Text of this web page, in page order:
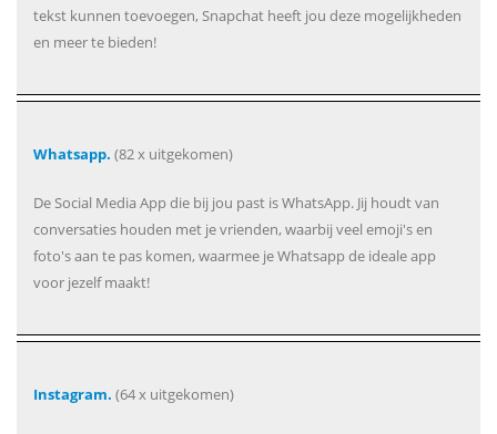
tekst kunnen toevoegen, Snapchat heeft jou deze mogelijkheden
en meer te bieden!
Whatsapp. (82 x uitgekomen)
De Social Media App die bij jou past is WhatsApp. Jij houdt van
conversaties houden met je vrienden, waarbij veel emoji's en
foto's aan te pas komen, waarmee je Whatsapp de ideale app
voor jezelf maakt!
Instagram. (64 x uitgekomen)